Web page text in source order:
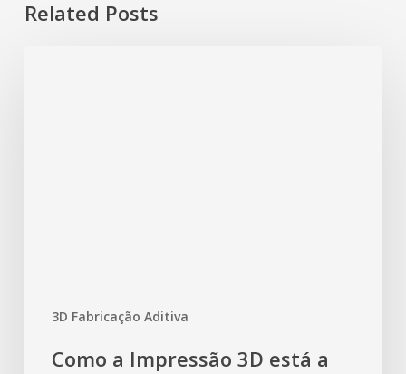
Related Posts
3D Fabricação Aditiva
Como a Impressão 3D está a